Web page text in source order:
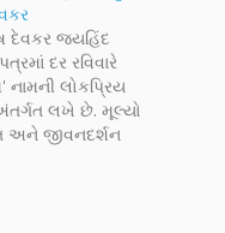
દેવકર જયહિંદ
દર રવિવારે
નામની લોકપ્રિય
લખે છે. મૂલ્યો
અને જીવનદર્શન